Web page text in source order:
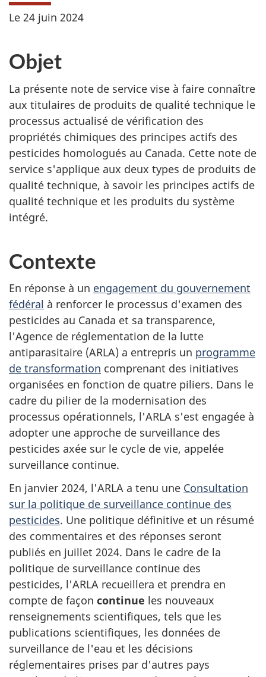
Le 24 juin 2024
Objet
La présente note de service vise à faire connaître
aux titulaires de produits de qualité technique le
processus actualisé de vérification des
propriétés chimiques des principes actifs des
pesticides homologués au Canada. Cette note de
service s'applique aux deux types de produits de
qualité technique, à savoir les principes actifs de
qualité technique et les produits du système
intégré.
Contexte
En réponse à un engagement du gouvernement
fédéral à renforcer le processus d'examen des
pesticides au Canada et sa transparence,
l'Agence de réglementation de la lutte
antiparasitaire (ARLA) a entrepris un programme
de transformation comprenant des initiatives
organisées en fonction de quatre piliers. Dans le
cadre du pilier de la modernisation des
processus opérationnels, l'ARLA s'est engagée à
adopter une approche de surveillance des
pesticides axée sur le cycle de vie, appelée
surveillance continue.
En janvier 2024, l'ARLA a tenu une Consultation
sur la politique de surveillance continue des
pesticides. Une politique définitive et un résumé
des commentaires et des réponses seront
publiés en juillet 2024. Dans le cadre de la
politique de surveillance continue des
pesticides, l'ARLA recueillera et prendra en
compte de façon continue les nouveaux
renseignements scientifiques, tels que les
publications scientifiques, les données de
surveillance de l'eau et les décisions
réglementaires prises par d'autres pays